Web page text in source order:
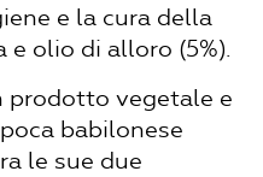
e la cura della
e olio di alloro (5%).
prodotto vegetale e
babilonese
le sue due